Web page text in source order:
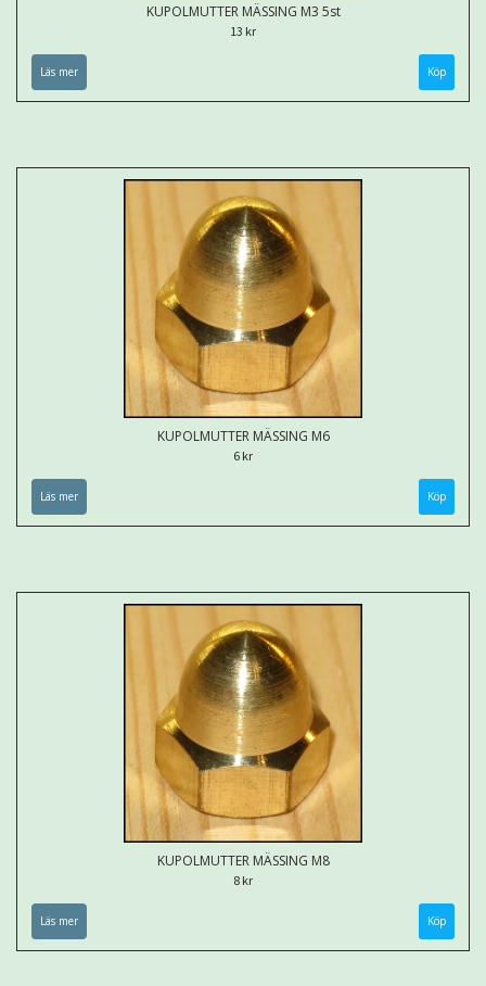
KUPOLMUTTER MÄSSING M3 5st
13 kr
Läs mer
KUPOLMUTTER MÄSSING M6
6 kr
Läs mer
KUPOLMUTTER MÄSSING M8
8 kr
Läs mer